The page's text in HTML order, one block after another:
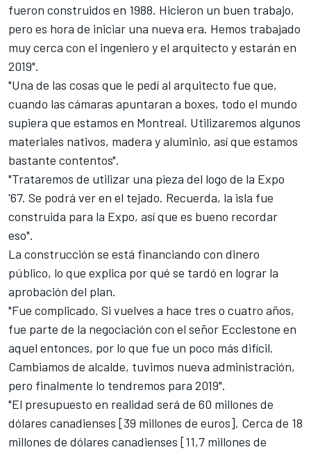
fueron construidos en 1988. Hicieron un buen trabajo,
pero es hora de iniciar una nueva era. Hemos trabajado
muy cerca con el ingeniero y el arquitecto y estarán en
2019".
"Una de las cosas que le pedí al arquitecto fue que,
cuando las cámaras apuntaran a boxes, todo el mundo
supiera que estamos en Montreal. Utilizaremos algunos
materiales nativos, madera y aluminio, así que estamos
bastante contentos".
"Trataremos de utilizar una pieza del logo de la Expo
'67. Se podrá ver en el tejado. Recuerda, la isla fue
construida para la Expo, así que es bueno recordar
eso".
La construcción se está financiando con dinero
público, lo que explica por qué se tardó en lograr la
aprobación del plan.
"Fue complicado. Si vuelves a hace tres o cuatro años,
fue parte de la negociación con el señor Ecclestone en
aquel entonces, por lo que fue un poco más difícil.
Cambiamos de alcalde, tuvimos nueva administración,
pero finalmente lo tendremos para 2019".
"El presupuesto en realidad será de 60 millones de
dólares canadienses [39 millones de euros]. Cerca de 18
millones de dólares canadienses [11,7 millones de